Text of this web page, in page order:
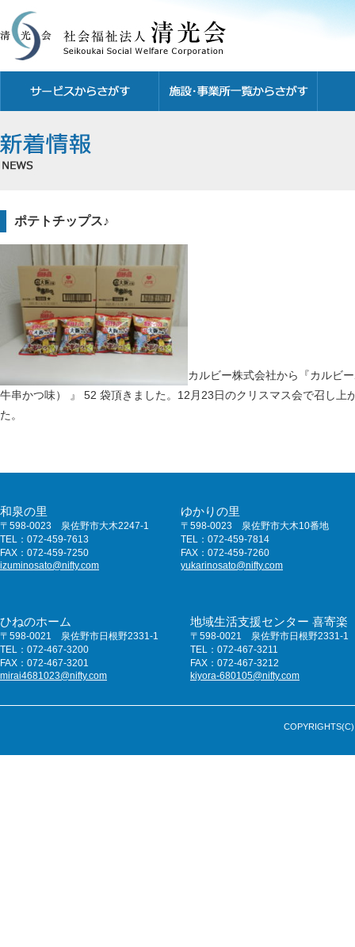
ポテトチップス♪
カルビー株式会社から『カルビ
牛串かつ味） 』 52 袋頂きました。12月23日のクリスマス会で召し上
た。
和泉の里
〒598-0023 泉佐野市大木2247-1
TEL：072-459-7613
FAX：072-459-7250
izuminosato@nifty.com
ゆかりの里
〒598-0023 泉佐野市大木10番地
TEL：072-459-7814
FAX：072-459-7260
yukarinosato@nifty.com
ひねのホーム
〒598-0021 泉佐野市日根野2331-1
TEL：072-467-3200
FAX：072-467-3201
mirai4681023@nifty.com
地域生活支援センター 喜寄楽
〒598-0021 泉佐野市日根野2331-1
TEL：072-467-3211
FAX：072-467-3212
kiyora-680105@nifty.com